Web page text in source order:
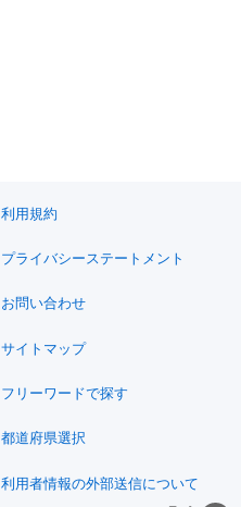
利用規約
プライバシーステートメント
お問い合わせ
サイトマップ
フリーワードで探す
都道府県選択
利用者情報の外部送信について